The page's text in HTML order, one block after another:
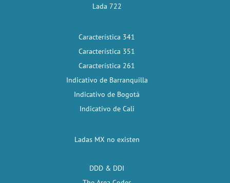
Lada 722
Característica 341
Característica 351
Característica 261
Indicativo de Barranquilla
Indicativo de Bogotá
Indicativo de Cali
Ladas MX no existen
DDD & DDI